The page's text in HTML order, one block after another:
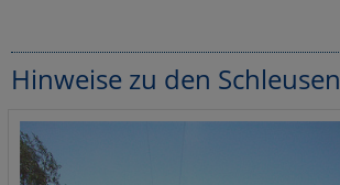
Hinweise zu den Schleusen